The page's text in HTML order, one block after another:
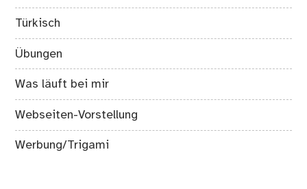
Türkisch
Übungen
Was läuft bei mir
Webseiten-Vorstellung
Werbung/Trigami